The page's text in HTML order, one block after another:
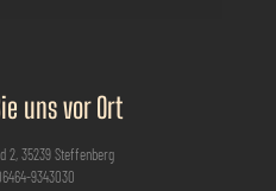
uns vor Ort
2, 35239 Steffenberg
9343030